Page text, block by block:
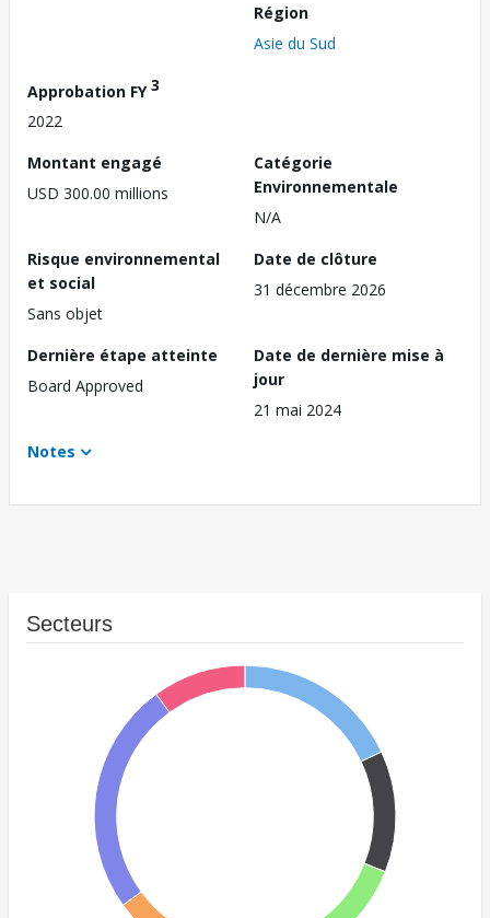
Région
Asie du Sud
Approbation FY3
2022
Montant engagé
USD 300.00 millions
Catégorie
Environnementale
N/A
Risque environnemental
et social
Sans objet
Date de clôture
31 décembre 2026
Dernière étape atteinte
Board Approved
Date de dernière mise à
jour
21 mai 2024
Notes
Secteurs